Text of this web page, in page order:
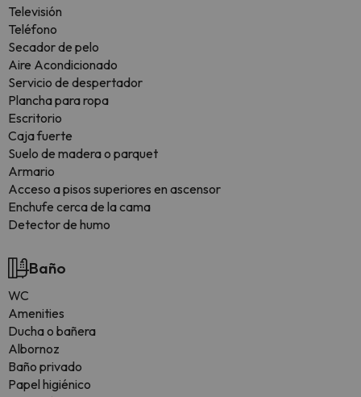
Televisión
Teléfono
Secador de pelo
Aire Acondicionado
Servicio de despertador
Plancha para ropa
Escritorio
Caja fuerte
Suelo de madera o parquet
Armario
Acceso a pisos superiores en ascensor
Enchufe cerca de la cama
Detector de humo
Baño
WC
Amenities
Ducha o bañera
Albornoz
Baño privado
Papel higiénico